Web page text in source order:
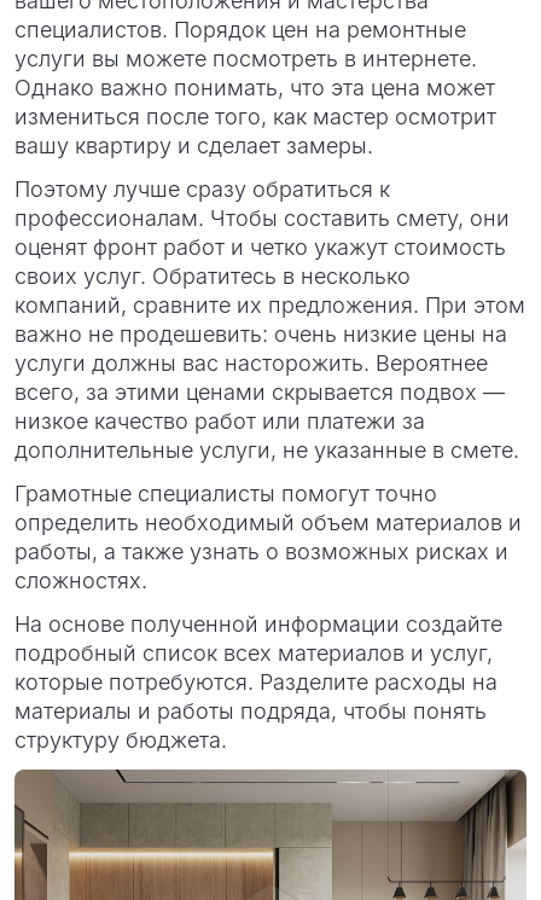
специалистов. Порядок цен на ремонтные
услуги вы можете посмотреть в интернете.
Однако важно понимать, что эта цена может
измениться после того, как мастер осмотрит
вашу квартиру и сделает замеры.
Поэтому лучше сразу обратиться к
профессионалам. Чтобы составить смету, они
оценят фронт работ и четко укажут стоимость
своих услуг. Обратитесь в несколько
компаний, сравните их предложения. При этом
важно не продешевить: очень низкие цены на
услуги должны вас насторожить. Вероятнее
всего, за этими ценами скрывается подвох —
низкое качество работ или платежи за
дополнительные услуги, не указанные в смете.
Грамотные специалисты помогут точно
определить необходимый объем материалов и
работы, а также узнать о возможных рисках и
сложностях.
На основе полученной информации создайте
подробный список всех материалов и услуг,
которые потребуются. Разделите расходы на
материалы и работы подряда, чтобы понять
структуру бюджета.